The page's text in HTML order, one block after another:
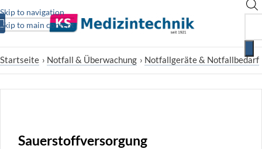
Skip to navigation
Skip to main content
Startseite › Notfall & Überwachung › Notfallgeräte & Notfallbedarf
Sauerstoffversorgung